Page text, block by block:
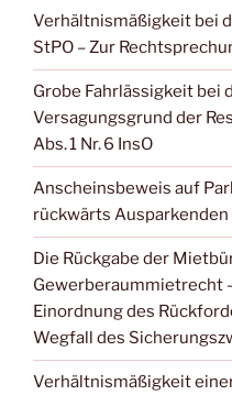
Verhältnismäßigkeit bei
StPO – Zur
Grobe Fahrlässigkeit bei
Versagungsgrund der
Abs. 1 Nr. 6 InsO
Anscheinsbeweis auf
rückwärts Ausparkenden
Die Rückgabe der
Gewerberaummietrecht
Einordnung des
Wegfall des
Verhältnismäßigkeit